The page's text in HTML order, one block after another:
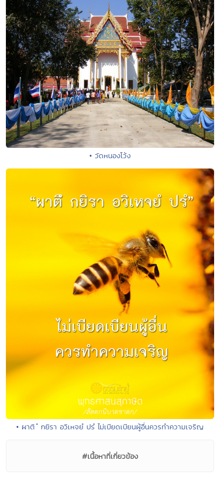
• วัดหนองโว้ง
• ผาติ ํ กยิรา อวิเหจยํ ปรํ ไม่เบียดเบียนผู้อื่นควรทำความเจริญ
#เนื้อหาที่เกี่ยวข้อง